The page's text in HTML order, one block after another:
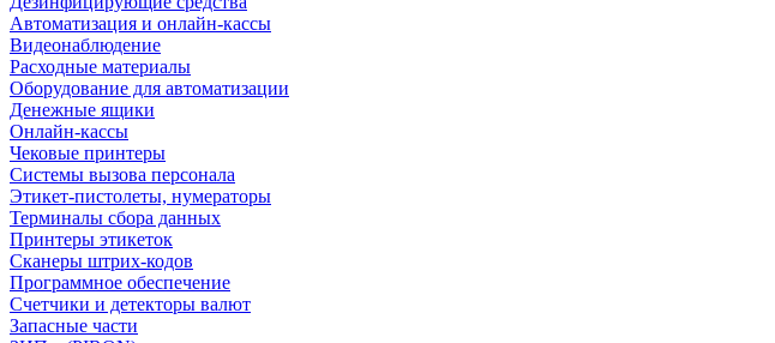
Автоматизация и онлайн-кассы
Видеонаблюдение
Расходные материалы
Оборудование для автоматизации
Денежные ящики
Онлайн-кассы
Чековые принтеры
Системы вызова персонала
Этикет-пистолеты, нумераторы
Терминалы сбора данных
Принтеры этикеток
Сканеры штрих-кодов
Программное обеспечение
Счетчики и детекторы валют
Запасные части